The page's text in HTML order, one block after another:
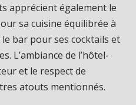
apprécient également le
sa cuisine équilibrée à
bar pour ses cocktails et
L’ambiance de l’hôtel-
et le respect de
atouts mentionnés.